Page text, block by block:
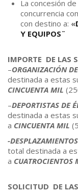
La concesión
concurrencia
con destino a: «
Y EQUIPOS¨
IMPORTE DE LAS
–ORGANIZACIÓN
destinada a estas
CINCUENTA MIL
–DEPORTISTAS DE
destinada a estas
a CINCUENTA MIL
-
total destinada a
a CUATROCIENTOS
SOLICITUD DE